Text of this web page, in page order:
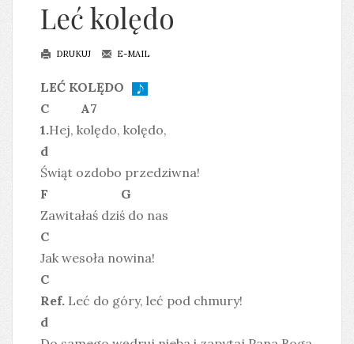
Leć kolędo
DRUKUJ E-MAIL
LEĆ KOLĘDO
C A7
1.Hej, kolędo, kolędo,
d
Świąt ozdobo przedziwna!
F G
Zawitałaś dziś do nas
C
Jak wesoła nowina!
C
Ref. Leć do góry, leć pod chmury!
d